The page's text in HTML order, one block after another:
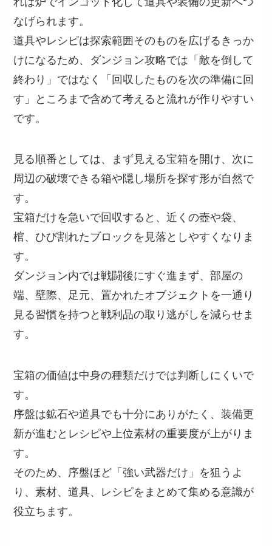
なげられます。
道具やレシピは探索範囲そのものを広げるきっか
けになるため、ダンジョン攻略では「敵を倒して
終わり」ではなく「回収したものを次の準備に回
す」ところまで含めて考えると流れが作りやすい
です。
見る順番としては、まず見える宝箱を開け、次に
周辺の破壊できる箱や隠し場所を探す形が自然で
す。
宝箱だけを急いで回収すると、近くの壺や袋、
棺、ひび割れたブロックを見落としやすくなりま
す。
ダンジョン内では戦闘後にすぐ進まず、部屋の
端、壁際、足元、置かれたオブジェクトを一通り
見る習慣を持つと戦利品の取り逃がしを減らせま
す。
宝箱の価値は中身の種類だけでは判断しにくいで
す。
序盤は鉱石や道具でも十分にありがたく、装備更
新が進むとレシピや上位素材の重要度が上がりま
す。
そのため、序盤ほど「強い武器だけ」を狙うよ
り、素材、道具、レシピをまとめて集める意識が
役立ちます。